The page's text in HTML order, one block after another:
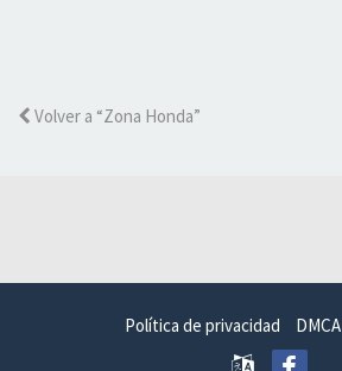
Volver a “Zona Honda”
Política de privacidad DMCA